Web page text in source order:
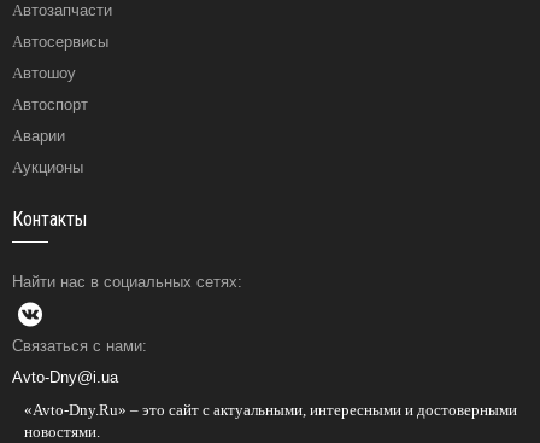
Автозапчасти
Автосервисы
Автошоу
Автоспорт
Аварии
Аукционы
Контакты
Найти нас в социальных сетях:
Связаться с нами:
Avto-Dny@i.ua
«Avto-Dny.Ru» – это сайт с актуальными, интересными и достоверными
новостями.